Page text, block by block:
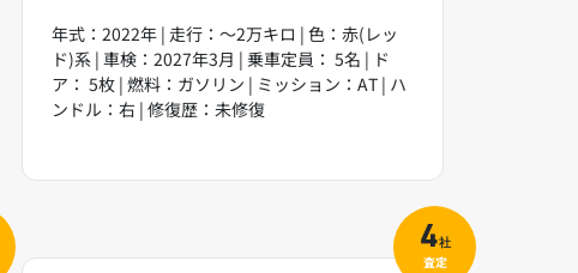
年式：2022年 | 走行：～2万キロ | 色：赤(レッ
ド)系 | 車検：2027年3月 | 乗車定員： 5名 | ド
ア： 5枚 | 燃料：ガソリン | ミッション：AT | ハ
ンドル：右 | 修復歴：未修復
4社
査定